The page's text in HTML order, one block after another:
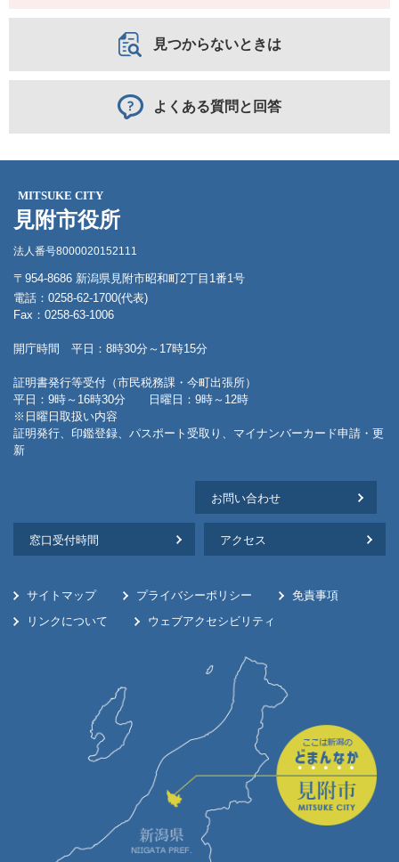
見つからないときは
よくある質問と回答
MITSUKE CITY
見附市役所
法人番号8000020152111
〒954-8686 新潟県見附市昭和町2丁目1番1号
電話：0258-62-1700(代表)
Fax：0258-63-1006
開庁時間 平日：8時30分～17時15分
証明書発行等受付（市民税務課・今町出張所）
平日：9時～16時30分 日曜日：9時～12時
※日曜日取扱い内容
証明発行、印鑑登録、パスポート受取り、マイナンバーカード申請・更
新
お問い合わせ
窓口受付時間 アクセス
サイトマップ プライバシーポリシー
免責事項
リンクについて
ウェブアクセシビリティ